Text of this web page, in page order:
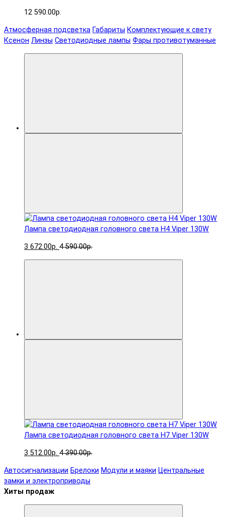
12 590.00р.
Атмосферная подсветка Габариты Комплектующие к свету
Ксенон Линзы Светодиодные лампы Фары противотуманные
Лампа светодиодная головного света H4 Viper 130W
3 672.00р. 4 590.00р.
Лампа светодиодная головного света H7 Viper 130W
3 512.00р. 4 390.00р.
Автосигнализации Брелоки Модули и маяки Центральные
замки и электроприводы
Хиты продаж